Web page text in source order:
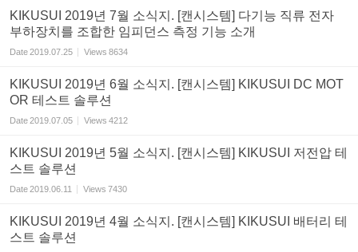
KIKUSUI 2019년 7월 소식지. [캔시스템] 다기능 직류 전자
부하장치를 조합한 임피던스 측정 기능 소개
Date2019.07.25 Views 8634
KIKUSUI 2019년 6월 소식지. [캔시스템] KIKUSUI DC MOT
OR 테스트 솔루션
Date2019.07.05 Views 4212
KIKUSUI 2019년 5월 소식지. [캔시스템] KIKUSUI 저전압 테
스트 솔루션
Date2019.06.11 Views 7430
KIKUSUI 2019년 4월 소식지. [캔시스템] KIKUSUI 배터리 테
스트 솔루션